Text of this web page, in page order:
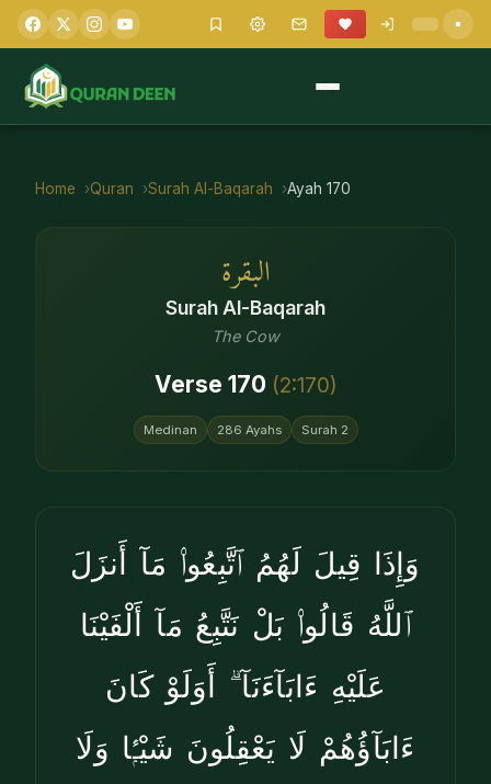
Home Quran Surah Al-Baqarah Ayah 170
البقرة
Surah Al-Baqarah
The Cow
Verse 170 (2:170)
Medinan 286 Ayahs Surah 2
وَإِذَا قِيلَ لَهُمُ ٱتَّبِعُوا۟ مَآ أَنزَلَ
ٱللَّهُ قَالُوا۟ بَلْ نَتَّبِعُ مَآ أَلْفَيْنَا
عَلَيْهِ ءَابَآءَنَآ ۗ أَوَلَوْ كَانَ
ءَابَآؤُهُمْ لَا يَعْقِلُونَ شَيْـًۭٔا وَلَا